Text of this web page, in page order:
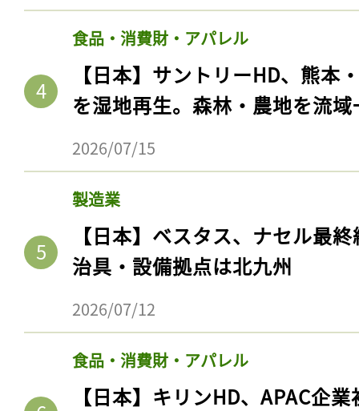
食品・消費財・アパレル
【日本】サントリーHD、熊本
を湿地再生。森林・農地を流
2026/07/15
製造業
【日本】ベスタス、ナセル最
治具・設備拠点は北九州
2026/07/12
食品・消費財・アパレル
【日本】キリンHD、APAC企
記事をお気に入りに
ログインが必